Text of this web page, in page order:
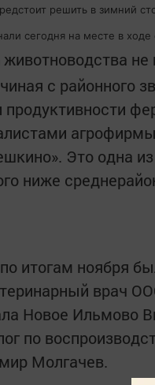
решить в зимний
сегодня на месте в
животноводства не
с районного
продуктивности
Это одна
ниже
итогам ноября
врач
Новое Ильмово
по
Молгачев.